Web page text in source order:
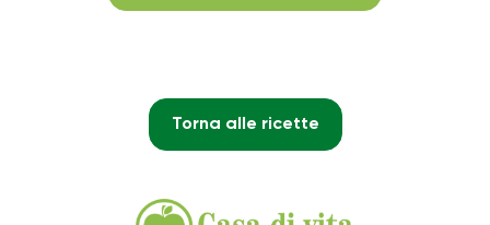
Torna alle ricette